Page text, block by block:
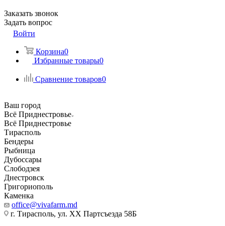
Заказать звонок
Задать вопрос
Войти
Корзина0
Избранные товары0
Сравнение товаров0
Ваш город
Всё Приднестровье
Всё Приднестровье
Тирасполь
Бендеры
Рыбница
Дубоссары
Слободзея
Днестровск
Григориополь
Каменка
office@vivafarm.md
г. Тирасполь, ул. ХХ Партсъезда 58Б